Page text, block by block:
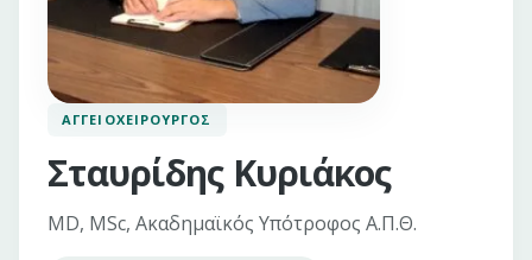
ΑΓΓΕΙΟΧΕΙΡΟΥΡΓΌΣ
Σταυρίδης Κυριάκος
MD, MSc, Ακαδημαϊκός Υπότροφος Α.Π.Θ.